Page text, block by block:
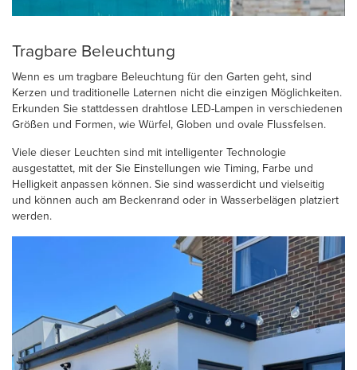
Tragbare Beleuchtung
Wenn es um tragbare Beleuchtung für den Garten geht, sind
Kerzen und traditionelle Laternen nicht die einzigen Möglichkeiten.
Erkunden Sie stattdessen drahtlose LED-Lampen in verschiedenen
Größen und Formen, wie Würfel, Globen und ovale Flussfelsen.
Viele dieser Leuchten sind mit intelligenter Technologie
ausgestattet, mit der Sie Einstellungen wie Timing, Farbe und
Helligkeit anpassen können. Sie sind wasserdicht und vielseitig
und können auch am Beckenrand oder in Wasserbelägen platziert
werden.